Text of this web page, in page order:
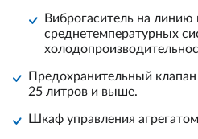
Виброгаситель на линию
среднетемпературных
Предохранительный
25 литров и выше.
Шкаф управления